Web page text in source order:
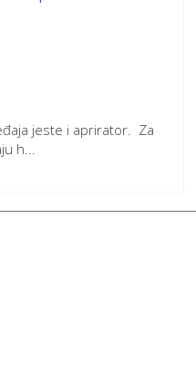
jeste i aprirator. Za
h...